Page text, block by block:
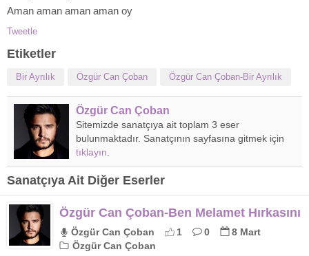
Aman aman aman aman oy
Tweetle
Etiketler
Bir Ayrılık Özgür Can Çoban Özgür Can Çoban-Bir Ayrılık
Özgür Can Çoban
Sitemizde sanatçıya ait toplam 3 eser
bulunmaktadır. Sanatçının sayfasına gitmek için
tıklayın
Sanatçıya Ait Diğer Eserler
Özgür Can Çoban-Ben Melamet Hırkasını
Özgür Can Çoban 1 0
8 Mart
Özgür Can Çoban